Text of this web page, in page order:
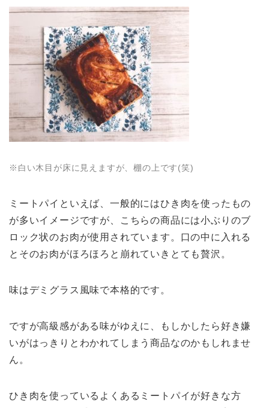
※白い木目が床に見えますが、棚の上です(笑)
ミートパイといえば、一般的にはひき肉を使ったもの
が多いイメージですが、こちらの商品には小ぶりのブ
ロック状のお肉が使用されています。口の中に入れる
とそのお肉がほろほろと崩れていきとても贅沢。
味はデミグラス風味で本格的です。
ですが高級感がある味がゆえに、もしかしたら好き嫌
いがはっきりとわかれてしまう商品なのかもしれませ
ん。
ひき肉を使っているよくあるミートパイが好きな方